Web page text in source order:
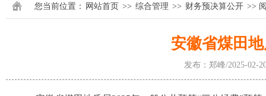
您当前位置： 网站首页 >> 综合管理 >> 财务预决算公开 >>
安徽省煤田
发布：郑峰/2025-02-